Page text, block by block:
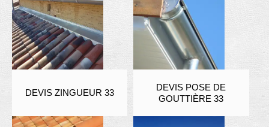
DEVIS ZINGUEUR 33
DEVIS POSE DE
GOUTTIÈRE 33